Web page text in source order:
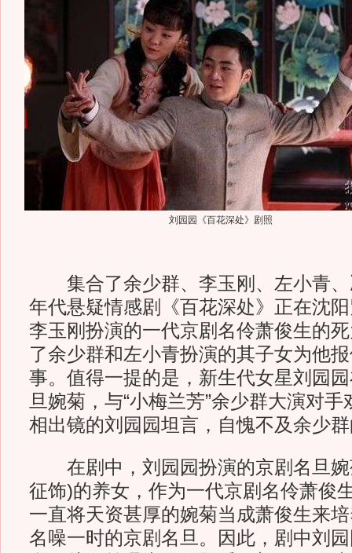
刘园园《百花深处》剧照
集合了余少群、李玉刚、左小青、
年代悬疑情感剧《百花深处》正在沈
李玉刚扮演的一代京剧名伶萧俊生的
了余少群和左小青扮演的其子女为他
事。值得一提的是，新生代女星刘园
旦婉菊，与“小梅兰芳”余少群大演对
相出镜的刘园园坦言，自愧不及余少
在剧中，刘园园扮演的京剧名旦婉
征饰)的养女，作为一代京剧名伶萧俊
一直将天资甚厚的婉菊当成萧俊生来
名噪一时的京剧名旦。因此，剧中刘